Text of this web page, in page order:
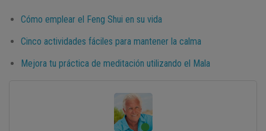
Cómo emplear el Feng Shui en su vida
Cinco actividades fáciles para mantener la calma
Mejora tu práctica de meditación utilizando el Mala